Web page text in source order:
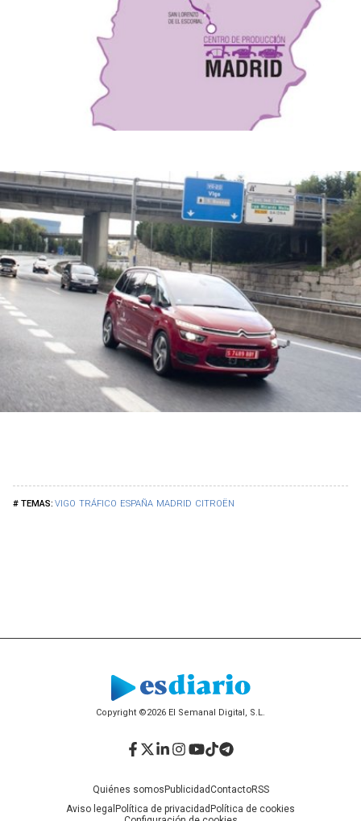
VIGO TRÁFICO ESPAÑA MADRID CITROËN
Copyright ©2026 El Semanal Digital, S.L.
Quiénes somos PublicidadContactoRSS
Aviso legal Política de privacidad Política de cookies
Facebook
Twitter
LinkedIn
Instagram
YouTube
TikTok
Telegram